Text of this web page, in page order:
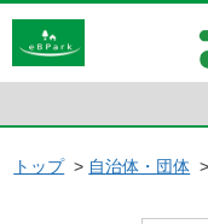
トップ> 自治体・団体